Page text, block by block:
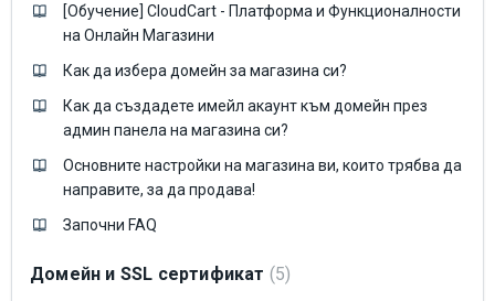
[Обучение] CloudCart - Платформа и Функционалности
на Онлайн Магазини
Как да избера домейн за магазина си?
Как да създадете имейл акаунт към домейн през
админ панела на магазина си?
Основните настройки на магазина ви, които трябва да
направите, за да продава!
Започни FAQ
Домейн и SSL сертификат 5